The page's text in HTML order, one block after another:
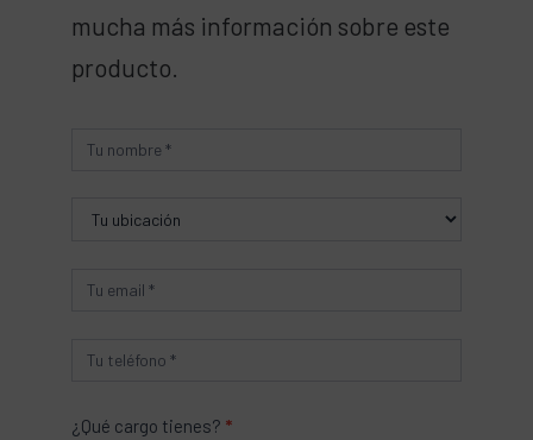
mucha más información sobre este
producto.
Producto
¿Qué cargo tienes? *